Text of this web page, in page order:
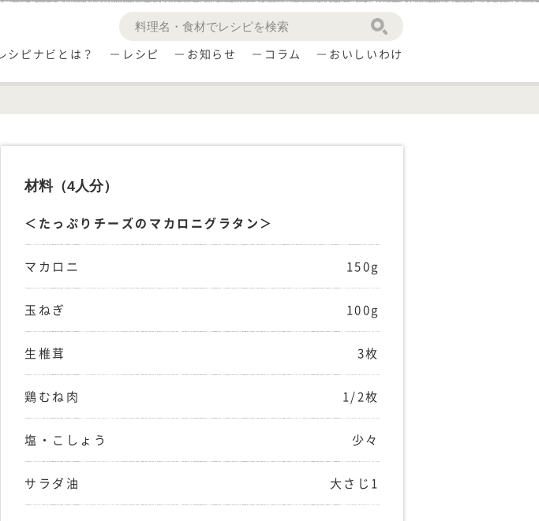
レシピナビとは？ レシピ お知らせ コラム おいしいわけ
材料（4人分）
＜たっぷりチーズのマカロニグラタン＞
マカロニ 150g
玉ねぎ 100g
生椎茸 3枚
鶏むね肉 1/2枚
塩・こしょう 少々
サラダ油 大さじ1